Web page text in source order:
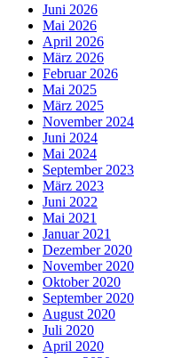
Juni 2026
Mai 2026
April 2026
März 2026
Februar 2026
Mai 2025
März 2025
November 2024
Juni 2024
Mai 2024
September 2023
März 2023
Juni 2022
Mai 2021
Januar 2021
Dezember 2020
November 2020
Oktober 2020
September 2020
August 2020
Juli 2020
April 2020